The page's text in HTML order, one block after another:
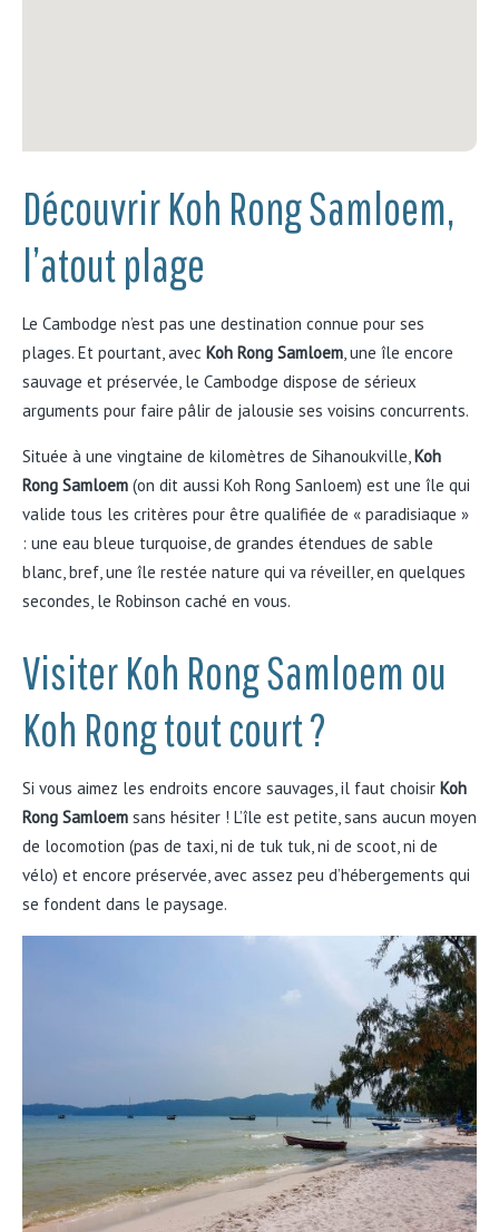
Découvrir Koh Rong Samloem,
l’atout plage
Le Cambodge n’est pas une destination connue pour ses
plages. Et pourtant, avec Koh Rong Samloem, une île encore
sauvage et préservée, le Cambodge dispose de sérieux
arguments pour faire pâlir de jalousie ses voisins concurrents.
Située à une vingtaine de kilomètres de Sihanoukville,Koh
Rong Samloem (on dit aussi Koh Rong Sanloem) est une île qui
valide tous les critères pour être qualifiée de « paradisiaque »
: une eau bleue turquoise, de grandes étendues de sable
blanc, bref, une île restée nature qui va réveiller, en quelques
secondes, le Robinson caché en vous.
Visiter Koh Rong Samloem ou
Koh Rong tout court ?
Si vous aimez les endroits encore sauvages, il faut choisir Koh
Rong Samloem sans hésiter ! L’île est petite, sans aucun moyen
de locomotion (pas de taxi, ni de tuk tuk, ni de scoot, ni de
vélo) et encore préservée, avec assez peu d’hébergements qui
se fondent dans le paysage.